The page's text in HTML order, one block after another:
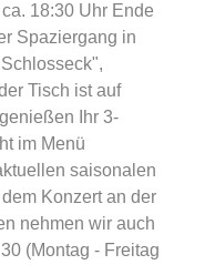
18:30 Uhr Ende
Spaziergang in
Tisch ist auf
Ihr 3-
im Menü
saisonalen
Konzert an der
nehmen wir auch
(Montag - Freitag